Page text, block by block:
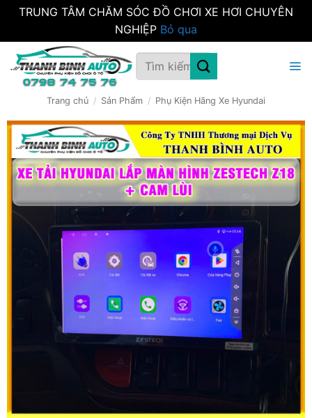
TRUNG TÂM CHĂM SÓC ĐỒ CHƠI XE HƠI CHUYÊN
NGHIỆP Bỏ qua
qua
Tìm
kiếm:
Trang chủ / Sản Phẩm / Phụ Kiện Hãng Xe Hyundai